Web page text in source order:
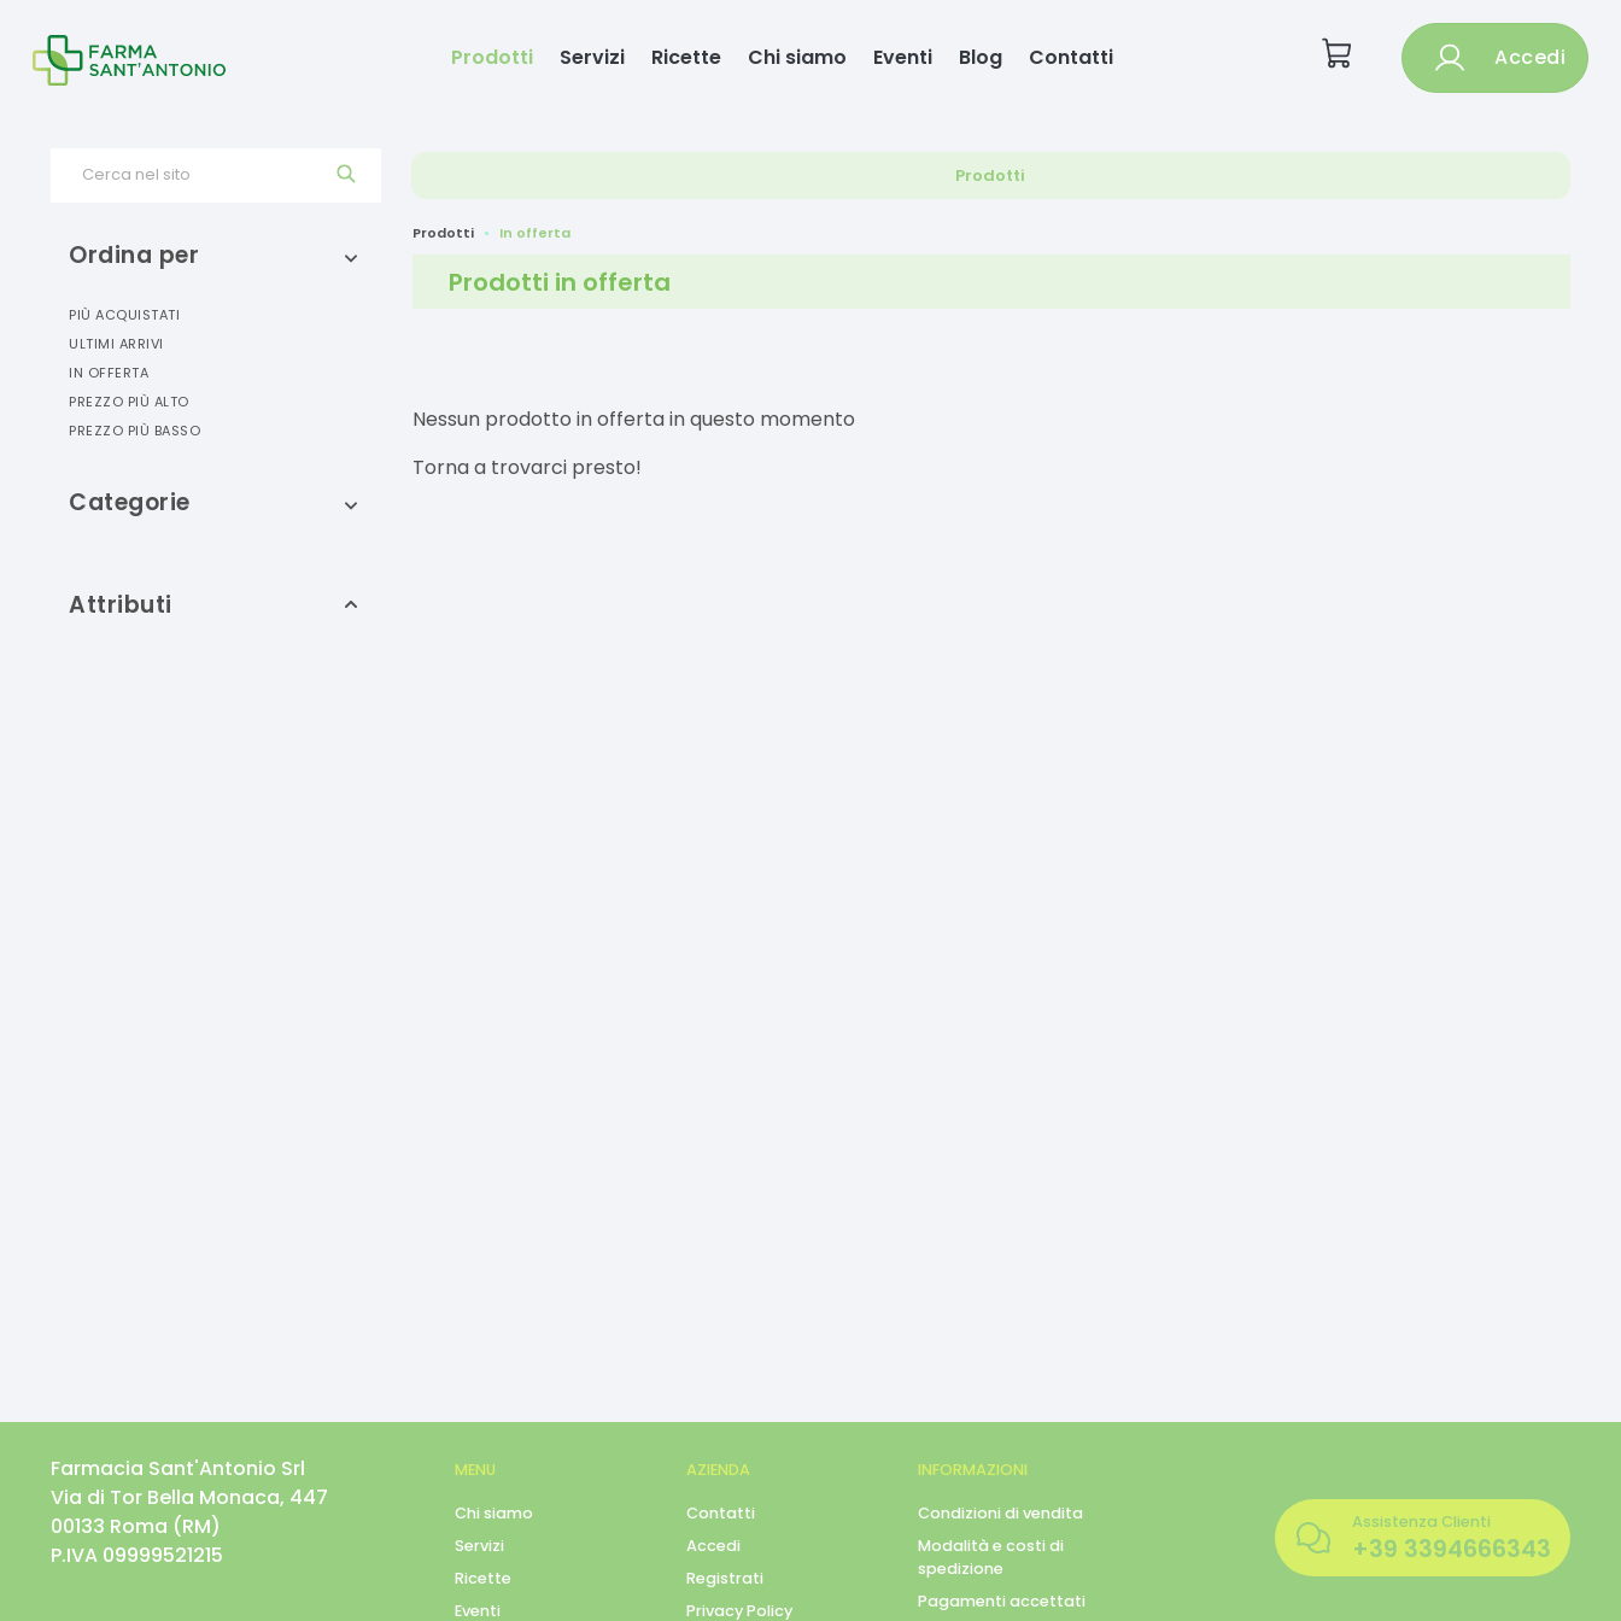
Prodotti Servizi Ricette Chi siamo Eventi Blog Contatti Accedi
Cerca nel sito Prodotti
Ordina per
PIÙ ACQUISTATI
ULTIMI ARRIVI
IN OFFERTA
PREZZO PIÙ ALTO
PREZZO PIÙ BASSO
Categorie
Attributi
Prodotti In offerta
Prodotti in offerta
Nessun prodotto in offerta in questo momento
Torna a trovarci presto!
Farmacia Sant'Antonio Srl
Via di Tor Bella Monaca, 447
00133 Roma (RM)
P.IVA 09999521215
MENU
Chi siamo
Servizi
Ricette
Eventi
AZIENDA
Contatti
Accedi
Registrati
Privacy Policy
INFORMAZIONI
Condizioni di vendita
Modalità e costi di
spedizione
Pagamenti accettati
Assistenza Clienti
+39 3394666343